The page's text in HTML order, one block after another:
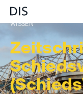
WISSEN